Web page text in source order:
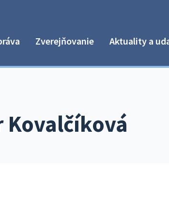
Zverejňovanie Aktuality a
Kovalčíková